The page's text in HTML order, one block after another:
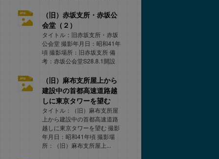
（旧）赤坂支所・赤坂公
会堂（２）
タイトル：旧赤坂支所・赤坂
公会堂 撮影年月日：昭和41年
頃 撮影場所：旧赤坂支所 備
考：赤坂公会堂S28.8.1開設
（旧）麻布支所屋上から
建設中の首都高速道路越
しに東京タワーを望む
タイトル：（旧）麻布支所屋
上から建設中の首都高速道路
越しに東京タワーを望む 撮影
年月日：昭和41年頃 撮影場
所：（旧）麻布支所屋上...